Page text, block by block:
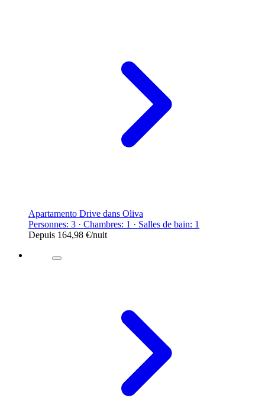
Apartamento Drive dans Oliva
Personnes: 3 · Chambres: 1 · Salles de bain: 1
Depuis 164,98 €/nuit